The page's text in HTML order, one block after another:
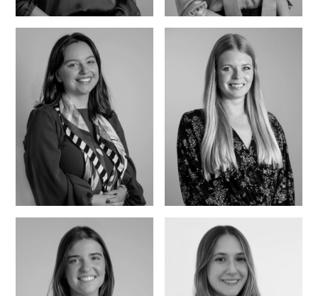
Rita Sousa
Carvalho
Márcia Regalo
Ferreira
Sara Santos Ribas Lisa Altmann